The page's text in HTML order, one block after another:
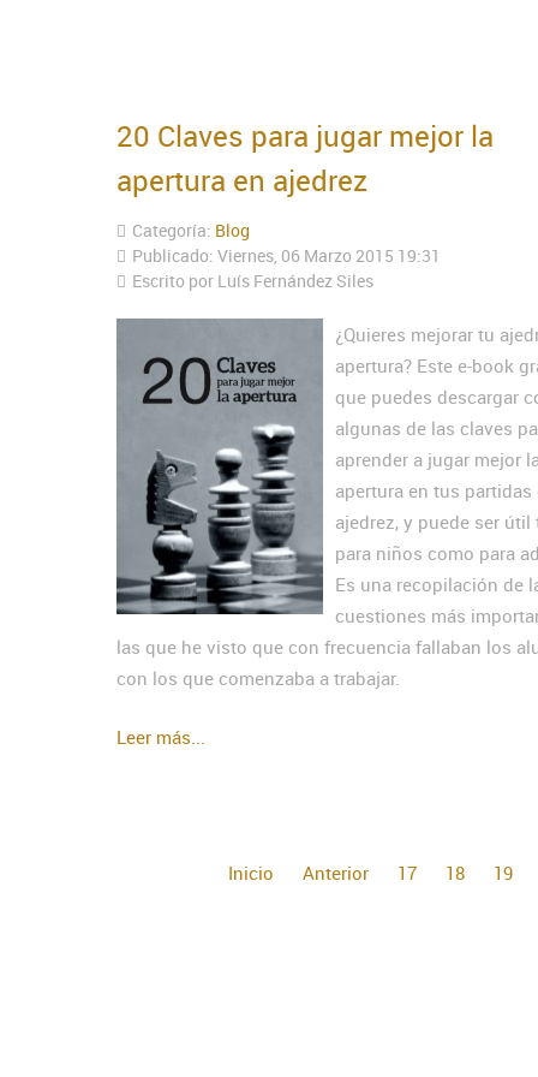
20 Claves para jugar mejor la
apertura en ajedrez
Categoría: Blog
Publicado: Viernes, 06 Marzo 2015 19:31
Escrito por Luís Fernández Siles
¿Quieres mejorar tu
apertura? Este e-book
que puedes descargar
algunas de las claves
aprender a jugar mejor
apertura en tus partidas
ajedrez, y puede ser útil
para niños como para
Es una recopilación de
cuestiones más
las que he visto que con frecuencia fallaban los
con los que comenzaba a trabajar.
Leer más...
Inicio Anterior 17 18 19